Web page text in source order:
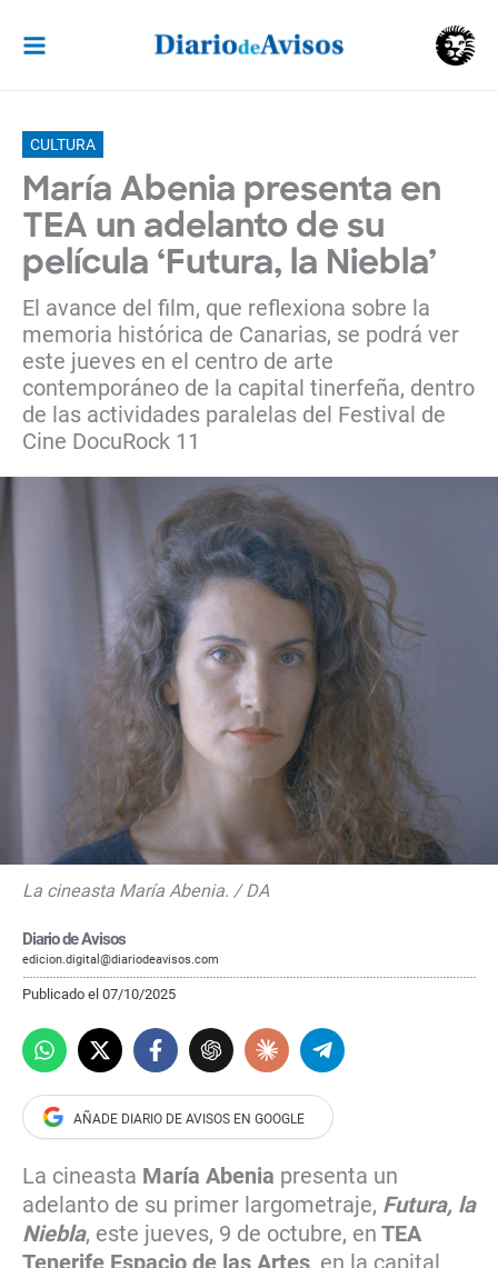
contenido
CULTURA
María Abenia presenta en
TEA un adelanto de su
película ‘Futura, la Niebla’
El avance del film, que reflexiona sobre la
memoria histórica de Canarias, se podrá ver
este jueves en el centro de arte
contemporáneo de la capital tinerfeña, dentro
de las actividades paralelas del Festival de
Cine DocuRock 11
La cineasta María Abenia. / DA
Diario de Avisos
edicion.digital@diariodeavisos.com
Publicado el 07/10/2025
La cineasta María Abenia presenta un
adelanto de su primer largometraje, Futura, la
Niebla, este jueves, 9 de octubre, en TEA
Tenerife Espacio de las Artes, en la capital